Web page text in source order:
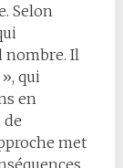
Selon
nombre. Il
qui
en
de
met